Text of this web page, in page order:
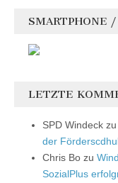
SMARTPHONE
LETZTE
SPD Windeck zu
der
Chris Bo zu
SozialPlus